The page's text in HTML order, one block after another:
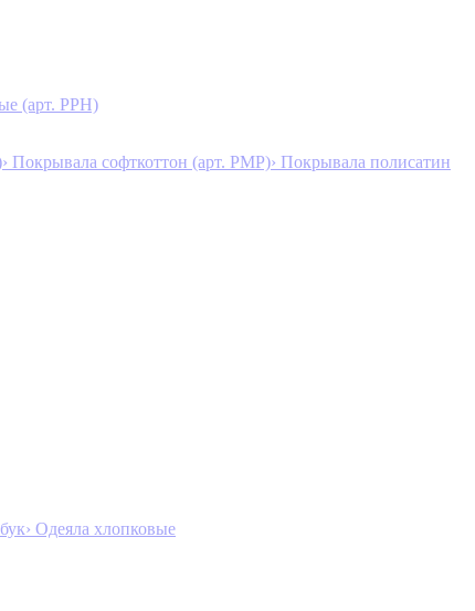
(арт. PPH)
› Покрывала софткоттон (арт. PMP)› Покрывала полисатин
› Одеяла хлопковые